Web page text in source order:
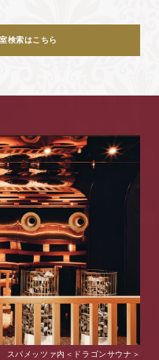
検索はこちら
スパメッツァ内＜ドラゴンサウナ＞